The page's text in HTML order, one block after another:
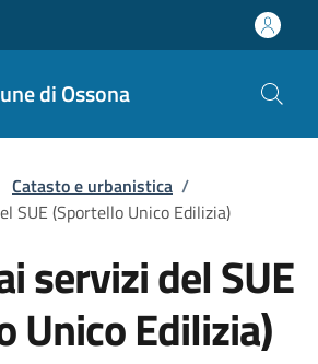
di Ossona
Catasto e urbanistica /
SUE (Sportello Unico Edilizia)
servizi del SUE
Unico Edilizia)